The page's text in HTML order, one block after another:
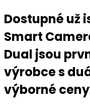
Dostupné už
Smart
Dual jsou
výrobce s
výborné ceny